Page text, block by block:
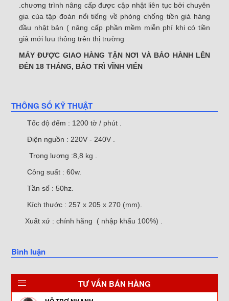
.chương trình nâng cấp được cập nhật liên tục bởi chuyên
gia của tập đoàn nổi tiếng về phòng chống tiền giả hàng
đầu nhật bản ( nâng cấp phần mềm miễn phí khi có tiền
giả mới lưu thông trên thị trường
MÁY ĐƯỢC GIAO HÀNG TẬN NƠI VÀ BẢO HÀNH LÊN
ĐẾN 18 THÁNG, BẢO TRÌ VĨNH VIỂN
THÔNG SỐ KỸ THUẬT
Tốc độ đếm : 1200 tờ / phút .
Điện nguồn : 220V - 240V .
Trọng lượng :8,8 kg .
Công suất : 60w.
Tần số : 50hz.
Kích thước : 257 x 205 x 270 (mm).
Xuất xứ : chính hãng ( nhập khẩu 100%) .
Bình luận
TƯ VẤN BÁN HÀNG